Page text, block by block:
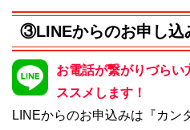
③LINEからのお申し込
お電話が繋がりづら
ススメします！
LINEからのお申込みは『カン